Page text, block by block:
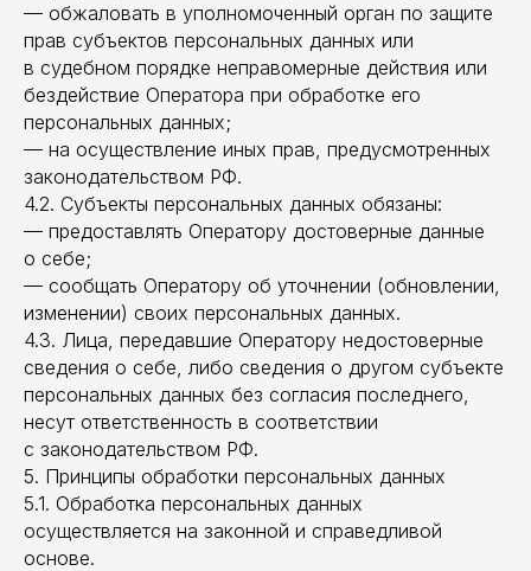
— обжаловать в уполномоченный орган по защите
прав субъектов персональных данных или
в судебном порядке неправомерные действия или
бездействие Оператора при обработке его
персональных данных;
— на осуществление иных прав, предусмотренных
законодательством РФ.
4.2. Субъекты персональных данных обязаны:
— предоставлять Оператору достоверные данные
о себе;
— сообщать Оператору об уточнении (обновлении,
изменении) своих персональных данных.
4.3. Лица, передавшие Оператору недостоверные
сведения о себе, либо сведения о другом субъекте
персональных данных без согласия последнего,
несут ответственность в соответствии
с законодательством РФ.
5. Принципы обработки персональных данных
5.1. Обработка персональных данных
осуществляется на законной и справедливой
основе.